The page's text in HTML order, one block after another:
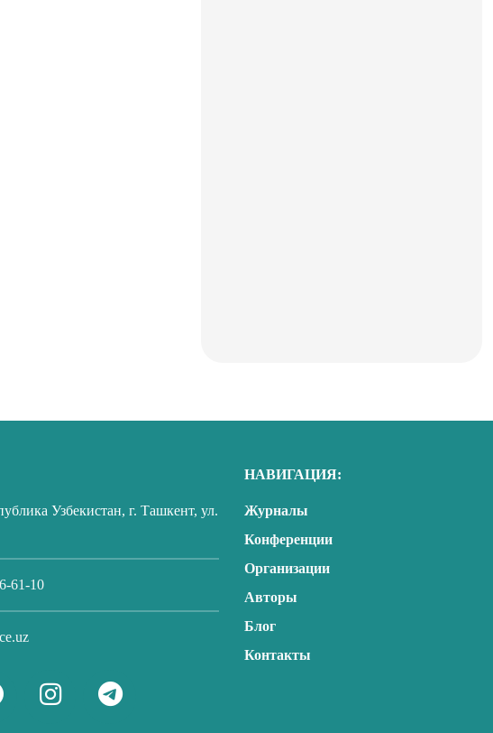
Узбекистан, г. Ташкент, ул.
61-10
НАВИГАЦИЯ:
Журналы
Конференции
Организации
Авторы
Блог
Контакты